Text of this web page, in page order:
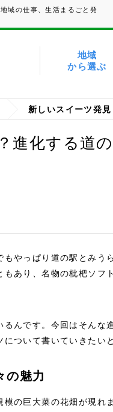
域の仕事、生活まるごと発
地域
から選ぶ
新しいスイーツ発
進化する道
もやっぱり道の駅とみ
あり、名物の枇杷ソフ
んです。今回はそんな
ついて書いていきたい
の魅力
の巨大菜の花畑が現れ